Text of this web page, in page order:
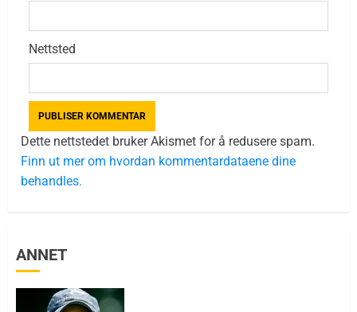
Nettsted
Dette nettstedet bruker Akismet for å redusere spam.
Finn ut mer om hvordan kommentardataene dine
behandles.
ANNET